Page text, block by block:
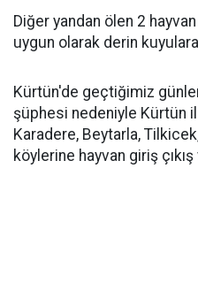
Diğer yandan ölen 2
uygun olarak derin
Kürtün'de geçtiğimiz
şüphesi nedeniyle Kürtün
Karadere, Beytarla,
köylerine hayvan giriş